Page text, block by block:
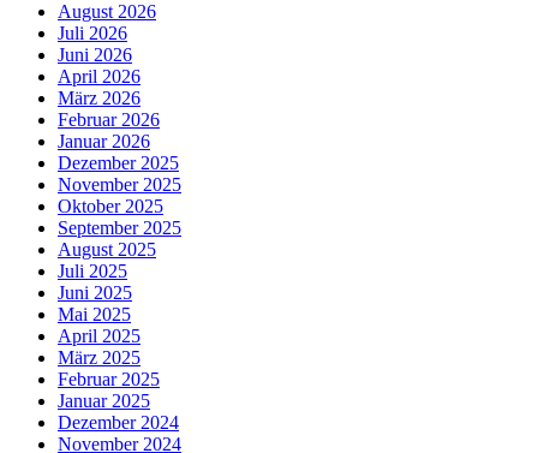
August 2026
Juli 2026
Juni 2026
April 2026
März 2026
Februar 2026
Januar 2026
Dezember 2025
November 2025
Oktober 2025
September 2025
August 2025
Juli 2025
Juni 2025
Mai 2025
April 2025
März 2025
Februar 2025
Januar 2025
Dezember 2024
November 2024